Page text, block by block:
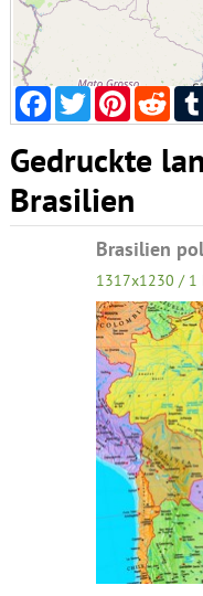
Facebook
TwitterPinterest
Gedruckte
Brasilien
Brasilien
1317x1230 / 1